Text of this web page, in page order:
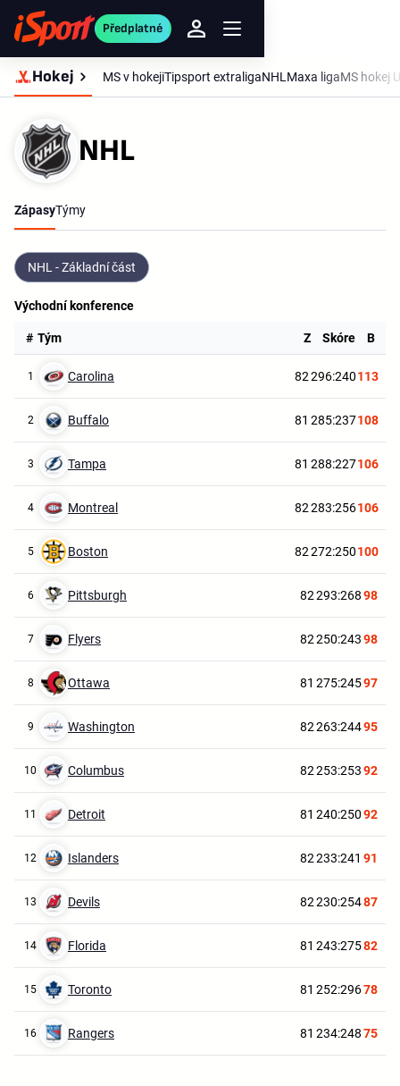
Předplatné
Hokej MS v hokejiTipsport extraligaNHL Maxa ligaMS hokej
NHL
ZápasyTýmy
NHL - Základní část
Východní konference
# Tým Z Skóre B
1 Carolina 82296:240113
2 Buffalo 81 285:237108
3 Tampa 81 288:227106
4 Montreal 82283:256106
5 Boston 82272:250100
6 Pittsburgh 82293:26898
7 Flyers 82250:24398
8 Ottawa 81 275:24597
9 Washington 82263:24495
10 Columbus 82253:25392
11 Detroit 81 240:25092
12 Islanders 82233:241 91
13 Devils 82230:25487
14 Florida 81 243:27582
15 Toronto 81 252:29678
16 Rangers 81 234:24875